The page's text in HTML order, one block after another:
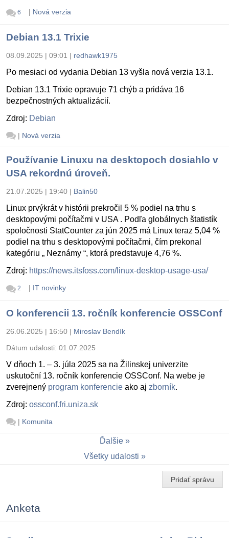
6 | Nová verzia
Debian 13.1 Trixie
08.09.2025 | 09:01 | redhawk1975
Po mesiaci od vydania Debian 13 vyšla nová verzia 13.1.
Debian 13.1 Trixie opravuje 71 chýb a pridáva 16
bezpečnostných aktualizácií.
Zdroj: Debian
| Nová verzia
Používanie Linuxu na desktopoch dosiahlo v
USA rekordnú úroveň.
21.07.2025 | 19:40 | Balin50
Linux prvýkrát v histórii prekročil 5 % podiel na trhu s
desktopovými počítačmi v USA . Podľa globálnych štatistík
spoločnosti StatCounter za jún 2025 má Linux teraz 5,04 %
podiel na trhu s desktopovými počítačmi, čím prekonal
kategóriu „ Neznámy “, ktorá predstavuje 4,76 %.
Zdroj: https://news.itsfoss.com/linux-desktop-usage-usa/
2 | IT novinky
O konferencii 13. ročník konferencie OSSConf
26.06.2025 | 16:50 | Miroslav Bendík
Dátum udalosti: 01.07.2025
V dňoch 1. – 3. júla 2025 sa na Žilinskej univerzite
uskutoční 13. ročník konferencie OSSConf. Na webe je
zverejnený program konferencie ako aj zborník.
Zdroj: ossconf.fri.uniza.sk
| Komunita
Ďalšie
Všetky udalosti
Pridať správu
Anketa